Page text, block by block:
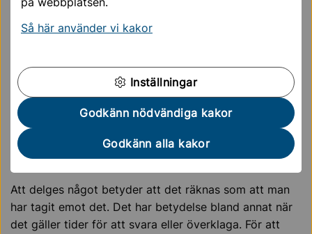
Så här använder vi kakor
Inställningar
Godkänn nödvändiga kakor
Godkänn alla kakor
Via vårsjälvservicetjänst
förmyndare.
Förenklad delgivning
Från och med maj 2024 tillämpar
överförmyndarnämnden i Norrort förenklad delgivning
för expediering av nämndbeslut.
Att delges något betyder att det räknas som att man
har tagit emot det. Det har betydelse bland annat när
det gäller tider för att svara eller överklaga. För att